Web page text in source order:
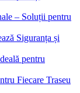
– Soluții pentru
Siguranța și
pentru
Fiecare Traseu